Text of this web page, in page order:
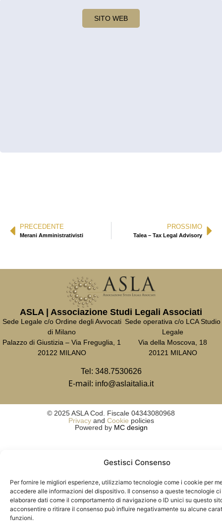
Gestisci Consenso
Per fornire le migliori esperienze, utilizziamo tecnologie come i cookie per
accedere alle informazioni del dispositivo. Il consenso a queste tecnologie
elaborare dati come il comportamento di navigazione o ID unici su questo
acconsentire o ritirare il consenso può influire negativamente su alcune
funzioni.
SITO WEB
PRECEDENTE
Merani Amministrativisti
PROSSIMO
Talea – Tax Legal Advisory
ASLA | Associazione Studi Legali Associati
Sede Legale c/o Ordine degli Avvocati
di Milano
Palazzo di Giustizia – Via Freguglia, 1
20122 MILANO
Sede operativa c/o LCA Studio
Legale
Via della Moscova, 18
20121 MILANO
Tel: 348.7530626
E-mail: info@aslaitalia.it
© 2025 ASLA Cod. Fiscale 04343080968
Privacyand Cookie policies
Powered by MC design